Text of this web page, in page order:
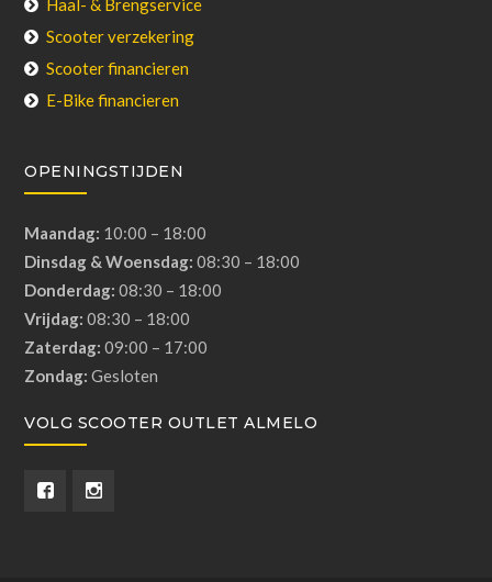
Haal- & Brengservice
Scooter verzekering
Scooter financieren
E-Bike financieren
OPENINGSTIJDEN
Maandag: 10:00 – 18:00
Dinsdag & Woensdag: 08:30 – 18:00
Donderdag: 08:30 – 18:00
Vrijdag: 08:30 – 18:00
Zaterdag: 09:00 – 17:00
Zondag: Gesloten
VOLG SCOOTER OUTLET ALMELO